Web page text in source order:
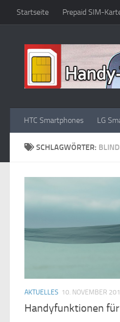
Zum Inhalt springen
Startseite Prepaid SIM-
HTC Smartphones LG
SCHLAGWÖRTER:
AKTUELLES 10. NOVEMBER
Handyfunktionen